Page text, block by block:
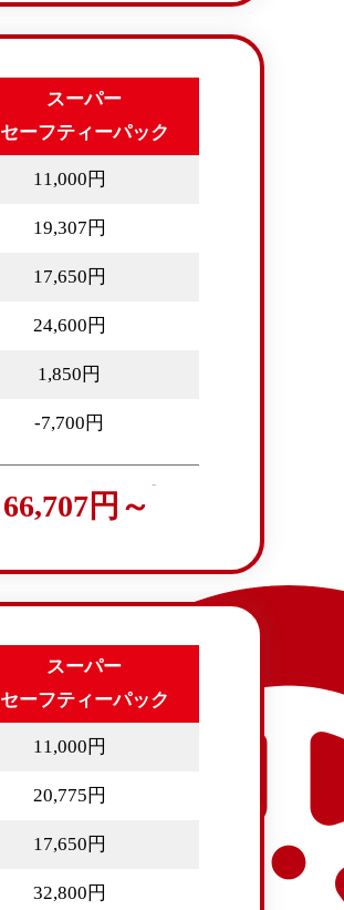
スーパー
セーフティーパック
11,000円
19,307円
17,650円
24,600円
1,850円
-7,700円
66,707円～
スーパー
セーフティーパック
11,000円
20,775円
17,650円
32,800円